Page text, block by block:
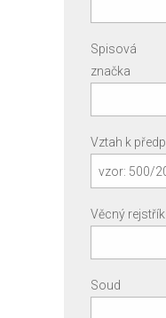
Spisová
značka
Vztah k
Věcný rejstřík
Soud